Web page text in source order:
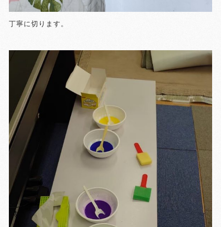
丁寧に切ります。